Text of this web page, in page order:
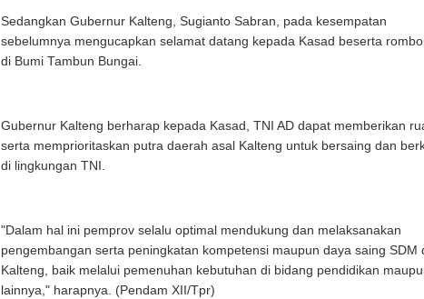
Sedangkan Gubernur Kalteng, Sugianto Sabran, pada kesempatan
sebelumnya mengucapkan selamat datang kepada Kasad beserta
di Bumi Tambun Bungai.
Gubernur Kalteng berharap kepada Kasad, TNI AD dapat memberikan
serta memprioritaskan putra daerah asal Kalteng untuk bersaing dan
di lingkungan TNI.
"Dalam hal ini pemprov selalu optimal mendukung dan melaksanakan
pengembangan serta peningkatan kompetensi maupun daya saing SDM
Kalteng, baik melalui pemenuhan kebutuhan di bidang pendidikan
lainnya," harapnya. (Pendam XII/Tpr)